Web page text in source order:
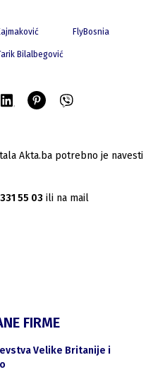
FlyBosnia
Bilalbegović
Akta.ba potrebno je navesti
55 03 ili na mail
FIRME
Velike Britanije i